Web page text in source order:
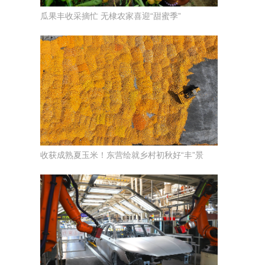
瓜果丰收采摘忙 无棣农家喜迎“甜蜜季”
收获成熟夏玉米！东营绘就乡村初秋好“丰”景